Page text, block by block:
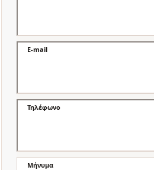
E-mail
Τηλέφωνο
Μήνυμα